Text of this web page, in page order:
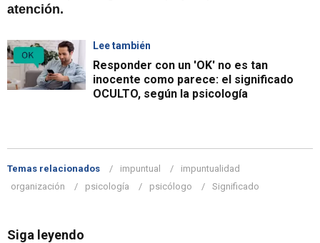
atención.
Lee también
Responder con un 'OK' no es tan
inocente como parece: el significado
OCULTO, según la psicología
Temas relacionados impuntual
impuntualidad
organización
psicología psicólogo Significado
Siga leyendo